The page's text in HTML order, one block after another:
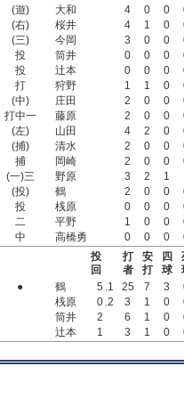
(遊)
大和 4 0 0
(右)
桜井 4 1 0
(三)
今岡 3 0 0
投
筒井 0 0 0
投
辻本 0 0 0
打
狩野 1 1 0
(中)
庄田 2 0 0
打中一
藤原 2 0 0
(左)
山田 4 2 0
(捕)
清水 2 0 0
捕
岡崎 2 0 0
(一)三
野原 3 2 1
(投)
鶴 2 0 0
投
桟原 0 0 0
二
平野 1 0 0
中
高橋勇 0 0 0
投
回
打
者
安
打
四
球
●
鶴 5 .1 25 7 3
桟原
0 .2 3 1 0
筒井
2 6 1 0
辻本
1 3 1 0